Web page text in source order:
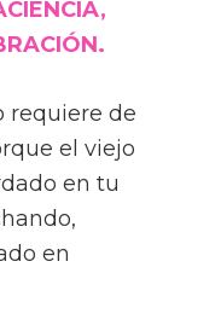
requiere de
el viejo
en tu
en